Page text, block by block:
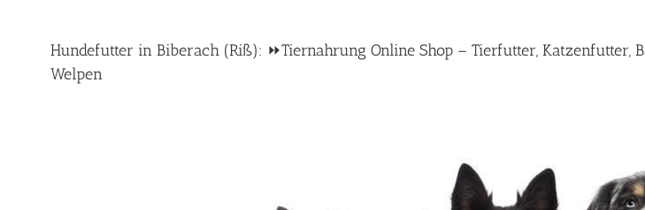
Hundefutter in Biberach (Riß): ⏩Tiernahrung Online Shop – Tierfutter,
Welpen